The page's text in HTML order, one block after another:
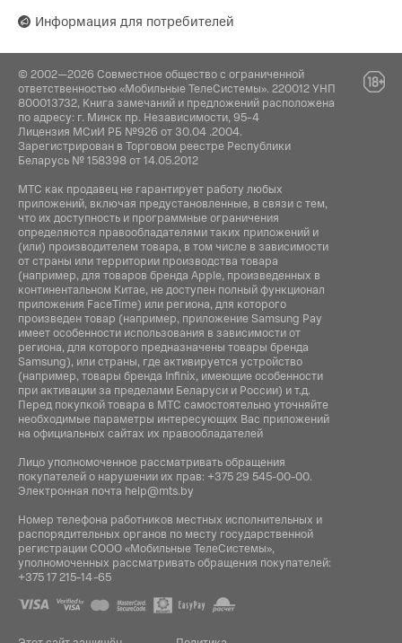
Информация для потребителей
© 2002—2026 Совместное общество с ограниченной
ответственностью «Мобильные ТелеСистемы». 220012 УНП
800013732, Книга замечаний и предложений расположена
по адресу: г. Минск пр. Независимости, 95-4
Лицензия МСиИ РБ №926 от 30.04 .2004.
Зарегистрирован в Торговом реестре Республики
Беларусь № 158398 от 14.05.2012
МТС как продавец не гарантирует работу любых
приложений, включая предустановленные, в связи с тем,
что их доступность и программные ограничения
определяются правообладателями таких приложений и
(или) производителем товара, в том числе в зависимости
от страны или территории производства товара
(например, для товаров бренда Apple, произведенных в
континентальном Китае, не доступен полный функционал
приложения FaceTime) или региона, для которого
произведен товар (например, приложение Samsung Pay
имеет особенности использования в зависимости от
региона, для которого предназначены товары бренда
Samsung), или страны, где активируется устройство
(например, товары бренда Infiniх, имеющие особенности
при активации за пределами Беларуси и России) и т.д.
Перед покупкой товара в МТС самостоятельно уточняйте
необходимые параметры интересующих Вас приложений
на официальных сайтах их правообладателей
Лицо уполномоченное рассматривать обращения
покупателей о нарушении их прав: +375 29 545-00-00.
Электронная почта help@mts.by
Номер телефона работников местных исполнительных и
распорядительных органов по месту государственной
регистрации СООО «Мобильные ТелеСистемы»,
уполномоченных рассматривать обращения покупателей:
+375 17 215-14-65